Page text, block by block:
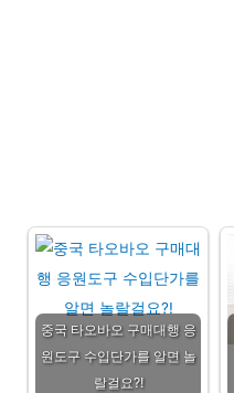
중국 타오바오 구매대행 응
원도구 수입단가를 알면 놀
랄걸요?!